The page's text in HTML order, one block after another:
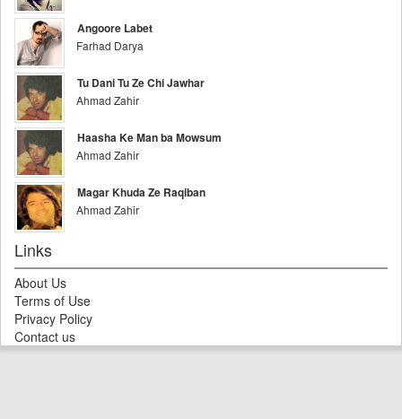
Angoore Labet
Farhad Darya
Tu Dani Tu Ze Chi Jawhar
Ahmad Zahir
Haasha Ke Man ba Mowsum
Ahmad Zahir
Magar Khuda Ze Raqiban
Ahmad Zahir
Links
About Us
Terms of Use
Privacy Policy
Contact us